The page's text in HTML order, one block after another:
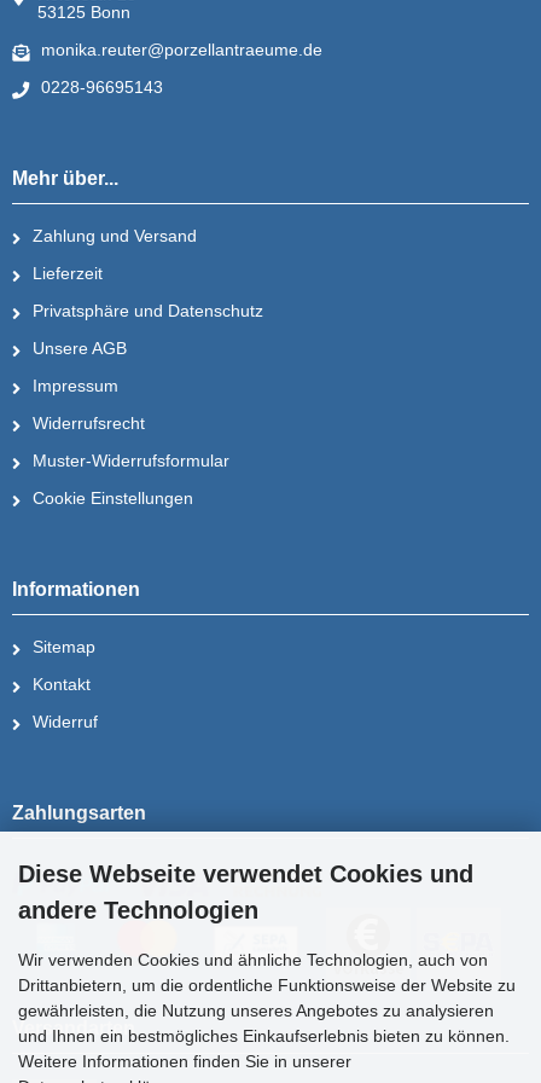
53125 Bonn
monika.reuter@porzellantraeume.de
0228-96695143
Mehr über...
Zahlung und Versand
Lieferzeit
Privatsphäre und Datenschutz
Unsere AGB
Impressum
Widerrufsrecht
Muster-Widerrufsformular
Cookie Einstellungen
Informationen
Sitemap
Kontakt
Widerruf
Zahlungsarten
Versandarten
Diese Webseite verwendet Cookies und
andere Technologien
Wir verwenden Cookies und ähnliche Technologien, auch von
Drittanbietern, um die ordentliche Funktionsweise der Website zu
gewährleisten, die Nutzung unseres Angebotes zu analysieren
und Ihnen ein bestmögliches Einkaufserlebnis bieten zu können.
Weitere Informationen finden Sie in unserer